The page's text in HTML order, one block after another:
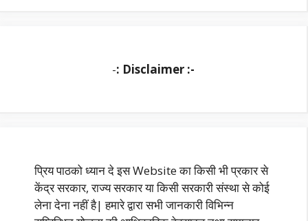
-: Disclaimer :-
प्रिय पाठको ध्यान दे इस Website का किसी भी प्रकार से
केंद्र सरकार, राज्य सरकार या किसी सरकारी संस्था से कोई
लेना देना नहीं है| हमारे द्वारा सभी जानकारी विभिन्न